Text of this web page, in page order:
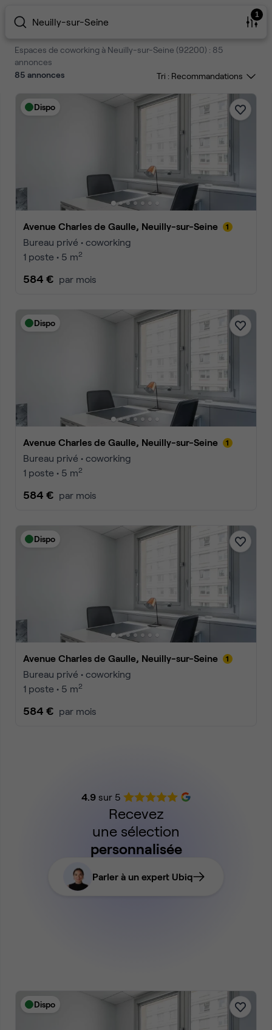
Neuilly-sur-Seine
1
Espaces de coworking à Neuilly-sur-Seine (92200) : 85
annonces
85 annonces Tri :
Dispo
Avenue Charles de Gaulle, Neuilly-sur-Seine
Bureau privé • coworking
1 poste • 5 m2
584 € par mois
Dispo
Avenue Charles de Gaulle, Neuilly-sur-Seine
Bureau privé • coworking
1 poste • 5 m2
584 € par mois
Dispo
Avenue Charles de Gaulle, Neuilly-sur-Seine
Bureau privé • coworking
1 poste • 5 m2
584 € par mois
4.9sur 5
Recevez
une sélection
personnalisée
Parler à un expert Ubiq
Dispo